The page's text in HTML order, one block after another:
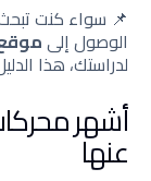
📌 سواء كنت تبحث
الوصول إلى موقع
لدراستك، هذا
أشهر
عنها